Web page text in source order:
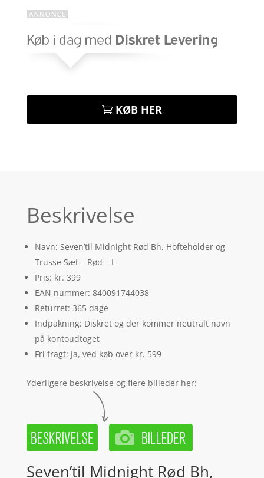
KØB HER
Beskrivelse
Navn: Seven’til Midnight Rød Bh, Hofteholder og
Trusse Sæt – Rød – L
Pris: kr. 399
EAN nummer: 840091744038
Returret: 365 dage
Indpakning: Diskret og der kommer neutralt navn
på kontoudtoget
Fri fragt: Ja, ved køb over kr. 599
Yderligere beskrivelse og flere billeder her:
Seven’til Midnight Rød Bh,